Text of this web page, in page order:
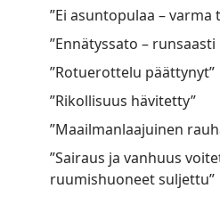
”Ei asuntopulaa – varma
”Ennätyssato –
”Rotuerottelu päättynyt”
”Rikollisuus hävitetty”
”Maailmanlaajuinen
”Sairaus ja vanhuus
ruumishuoneet suljettu”